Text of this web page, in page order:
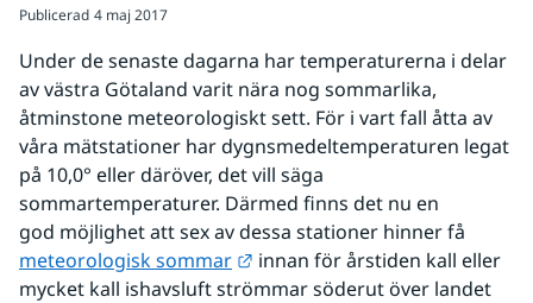
Publicerad 4 maj 2017
Under de senaste dagarna har temperaturerna i delar
av västra Götaland varit nära nog sommarlika,
åtminstone meteorologiskt sett. För i vart fall åtta av
våra mätstationer har dygnsmedeltemperaturen legat
på 10,0° eller däröver, det vill säga
sommartemperaturer. Därmed finns det nu en
meteorologisk sommar
Länk till annan webbplats.
innan för årstiden kall eller
mycket kall ishavsluft strömmar söderut över landet